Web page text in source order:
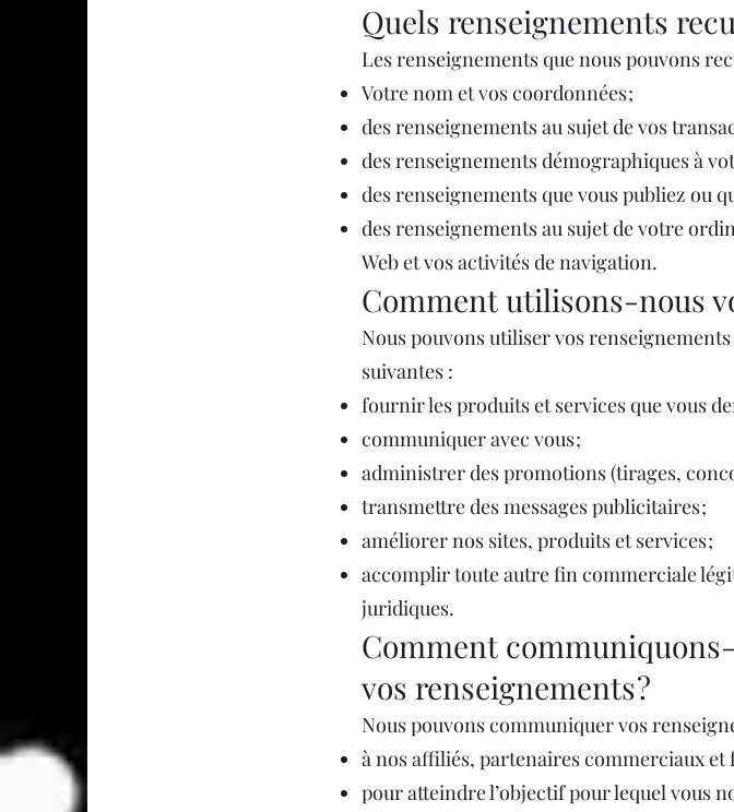
Quels renseignements
Les renseignements que nous pouvons
Votre nom et vos coordonnées ;
des renseignements au sujet de vos
des renseignements démographiques à
des renseignements que vous publiez ou
des renseignements au sujet de votre
Web et vos activités de navigation.
Comment utilisons-nous
Nous pouvons utiliser vos
suivantes :
fournir les produits et services que vous
communiquer avec vous ;
administrer des promotions (tirages,
transmettre des messages publicitaires ;
améliorer nos sites, produits et services ;
accomplir toute autre fin commerciale
juridiques.
Comment
vos renseignements ?
Nous pouvons communiquer vos
à nos affiliés, partenaires commerciaux et
pour atteindre l’objectif pour lequel vous